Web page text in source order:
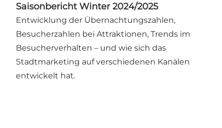
Saisonbericht Winter 2024/2025
Entwicklung der Übernachtungszahlen,
Besucherzahlen bei Attraktionen, Trends im
Besucherverhalten – und wie sich das
Stadtmarketing auf verschiedenen Kanälen
entwickelt hat.